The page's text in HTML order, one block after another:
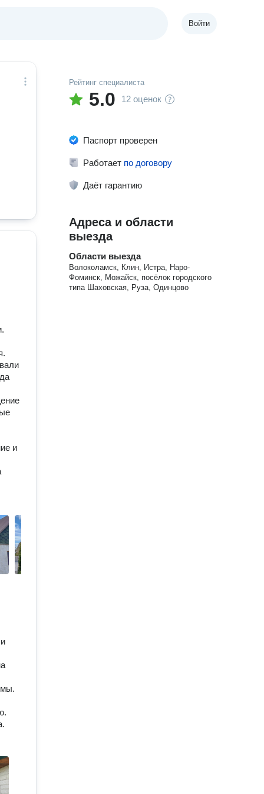
Войти
и
Рейтинг специалиста
5.0 12 оценок
Паспорт проверен
Работает по договору
Даёт гарантию
Адреса и области
выезда
Области выезда
Волоколамск, Клин, Истра, Наро-
Фоминск, Можайск, посёлок городского
типа Шаховская, Руза, Одинцово